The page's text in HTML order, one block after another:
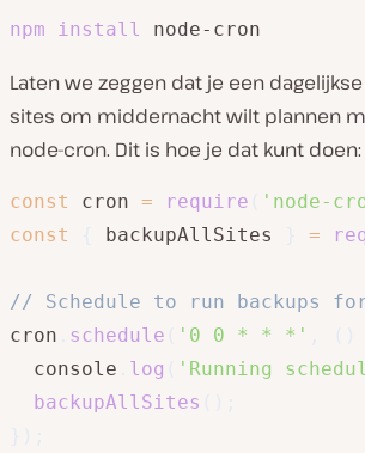
npm install node-cron
Laten we zeggen dat je een
sites om middernacht wilt plannen
node-cron. Dit is hoe je dat kunt doen:
const cron = require 'node-
const
backupAllSites =
// Schedule to run backups
cron
schedule '0 0 * * *'
  console
log
'Running
backupAllSites